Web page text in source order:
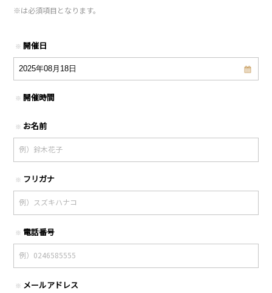
※は必須項目となります。
※ 開催日
※ 開催時間
※ お名前
※ フリガナ
※ 電話番号
※ メールアドレス